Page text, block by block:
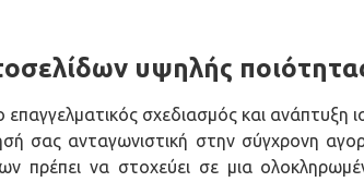
υψηλής
σχεδιασμός και ανάπτυξη
σας ανταγωνιστική στην σύγχρονη
πρέπει να στοχεύει σε μια